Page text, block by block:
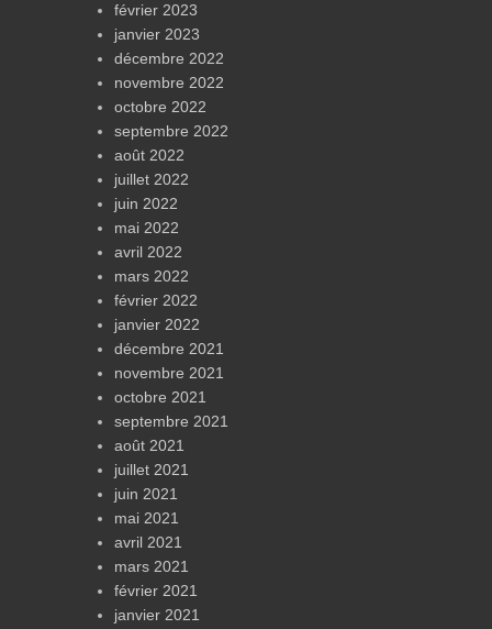
février 2023
janvier 2023
décembre 2022
novembre 2022
octobre 2022
septembre 2022
août 2022
juillet 2022
juin 2022
mai 2022
avril 2022
mars 2022
février 2022
janvier 2022
décembre 2021
novembre 2021
octobre 2021
septembre 2021
août 2021
juillet 2021
juin 2021
mai 2021
avril 2021
mars 2021
février 2021
janvier 2021